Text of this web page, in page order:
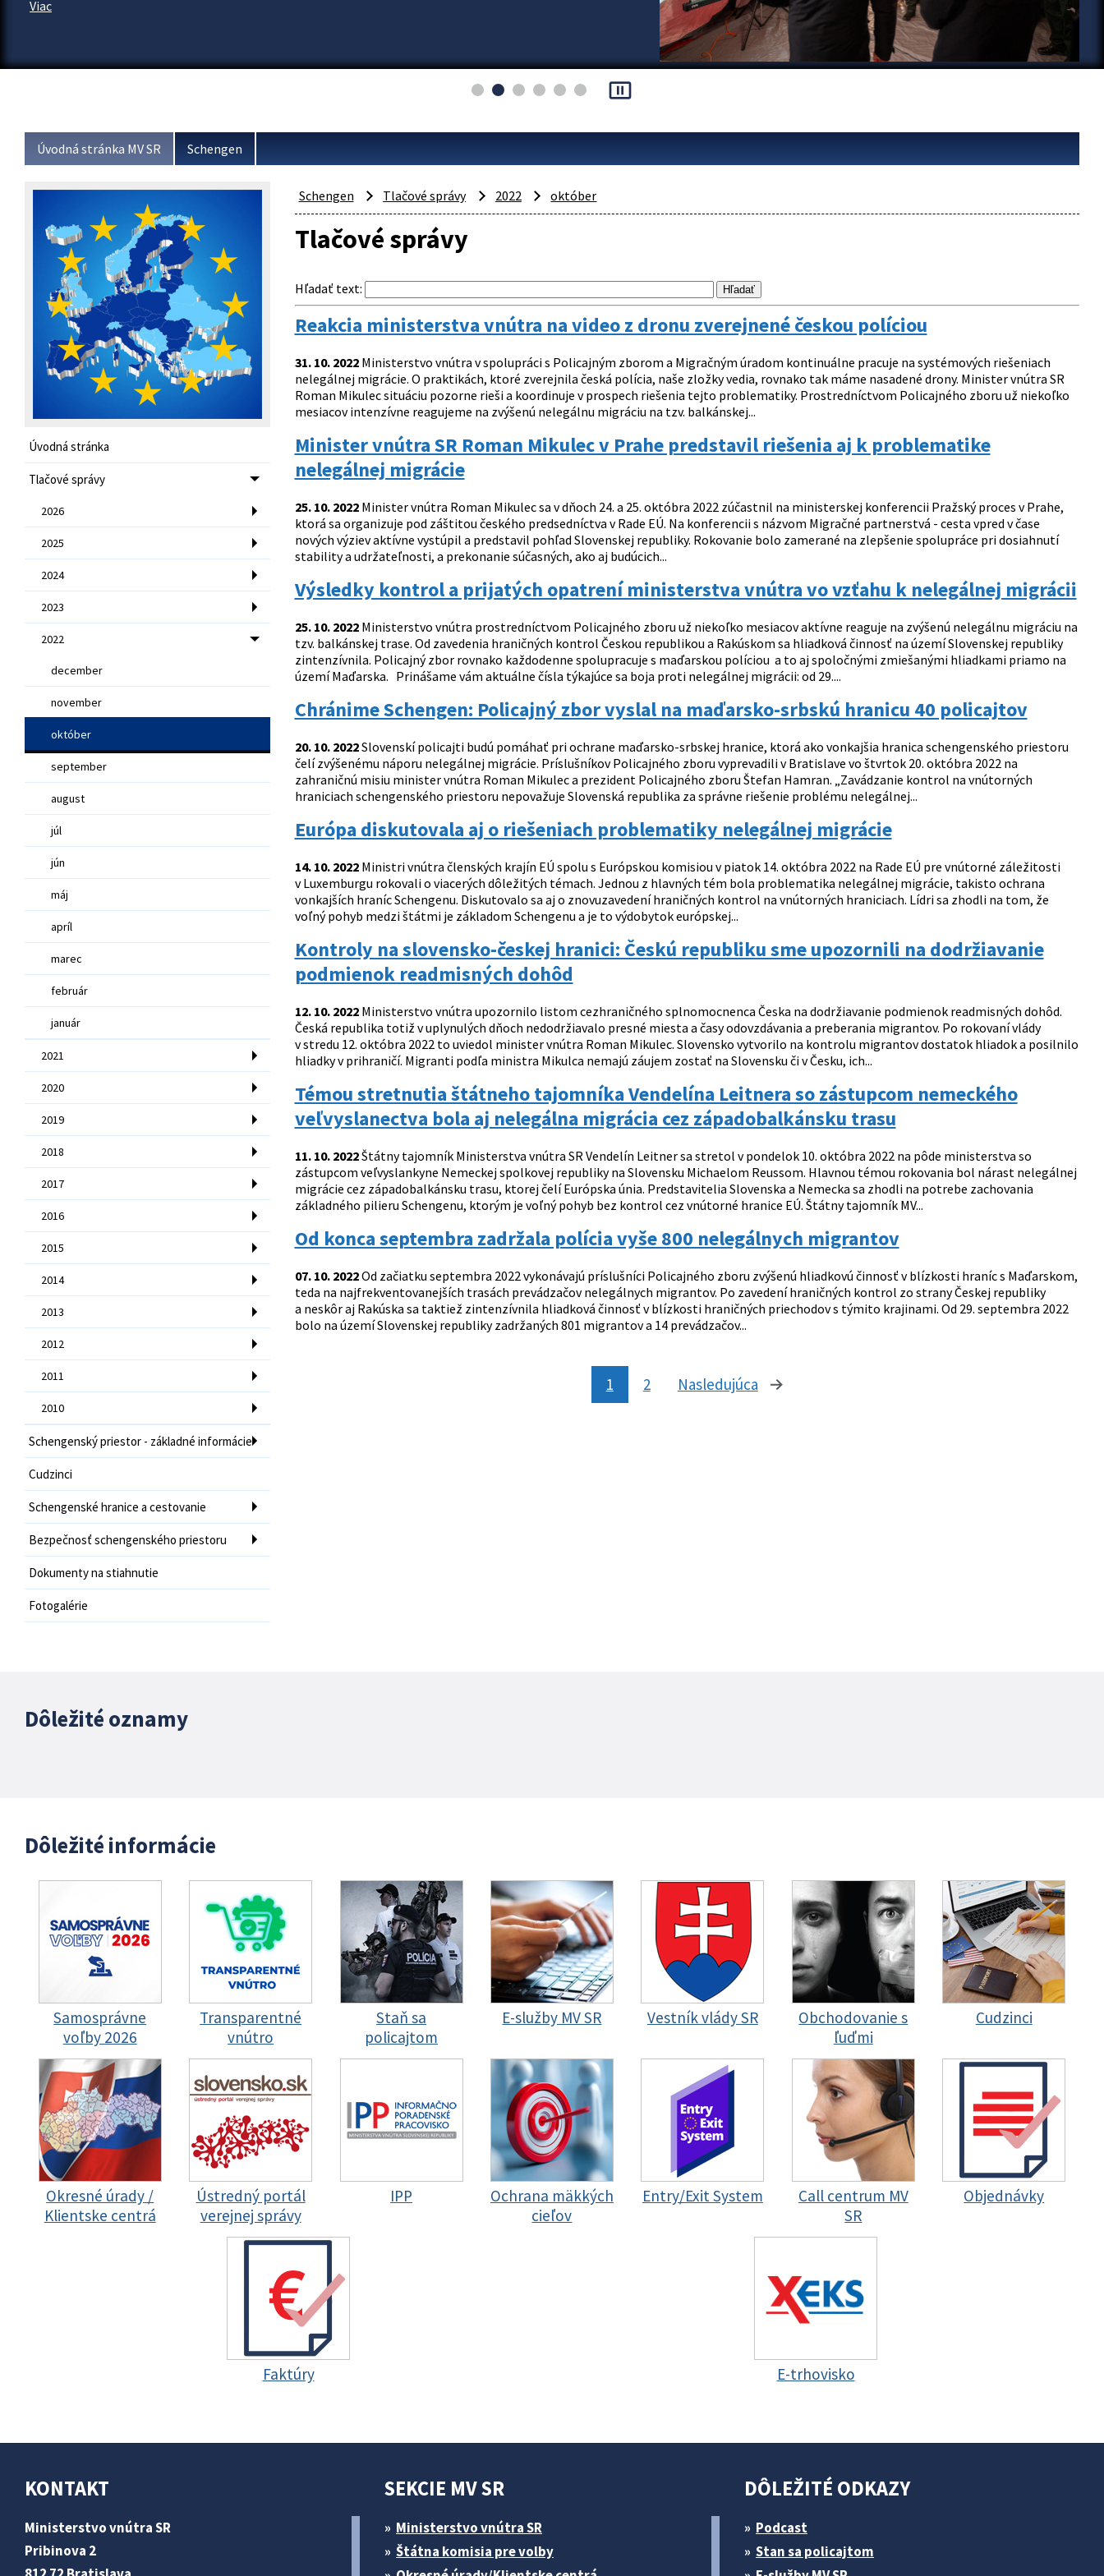
Viac
pause_presentation
Úvodná stránka MV SR Schengen
Úvodná stránka
Tlačové správy
2026
2025
2024
2023
2022
december
november
október
september
august
júl
jún
máj
apríl
marec
február
január
2021
2020
2019
2018
2017
2016
2015
2014
2013
2012
2011
2010
Schengenský priestor - základné informácie
Cudzinci
Schengenské hranice a cestovanie
Bezpečnosť schengenského priestoru
Dokumenty na stiahnutie
Fotogalérie
Schengen Tlačové správy 2022 október
Tlačové správy
Hľadať text:
Reakcia ministerstva vnútra na video z dronu zverejnené českou políciou
31. 10. 2022Ministerstvo vnútra v spolupráci s Policajným zborom a Migračným úradom kontinuálne pracuje na systémových riešeniach
nelegálnej migrácie. O praktikách, ktoré zverejnila česká polícia, naše zložky vedia, rovnako tak máme nasadené drony. Minister vnútra SR
Roman Mikulec situáciu pozorne rieši a koordinuje v prospech riešenia tejto problematiky. Prostredníctvom Policajného zboru už niekoľko
mesiacov intenzívne reagujeme na zvýšenú nelegálnu migráciu na tzv. balkánskej...
Minister vnútra SR Roman Mikulec v Prahe predstavil riešenia aj k problematike
nelegálnej migrácie
25. 10. 2022Minister vnútra Roman Mikulec sa v dňoch 24. a 25. októbra 2022 zúčastnil na ministerskej konferencii Pražský proces v Prahe,
ktorá sa organizuje pod záštitou českého predsedníctva v Rade EÚ. Na konferencii s názvom Migračné partnerstvá - cesta vpred v čase
nových výziev aktívne vystúpil a predstavil pohľad Slovenskej republiky. Rokovanie bolo zamerané na zlepšenie spolupráce pri dosiahnutí
stability a udržateľnosti, a prekonanie súčasných, ako aj budúcich...
Výsledky kontrol a prijatých opatrení ministerstva vnútra vo vzťahu k nelegálnej migrácii
25. 10. 2022Ministerstvo vnútra prostredníctvom Policajného zboru už niekoľko mesiacov aktívne reaguje na zvýšenú nelegálnu migráciu na
tzv. balkánskej trase. Od zavedenia hraničných kontrol Českou republikou a Rakúskom sa hliadková činnosť na území Slovenskej republiky
zintenzívnila. Policajný zbor rovnako každodenne spolupracuje s maďarskou políciou a to aj spoločnými zmiešanými hliadkami priamo na
území Maďarska. Prinášame vám aktuálne čísla týkajúce sa boja proti nelegálnej migrácii: od 29....
Chránime Schengen: Policajný zbor vyslal na maďarsko-srbskú hranicu 40 policajtov
20. 10. 2022Slovenskí policajti budú pomáhať pri ochrane maďarsko-srbskej hranice, ktorá ako vonkajšia hranica schengenského priestoru
čelí zvýšenému náporu nelegálnej migrácie. Príslušníkov Policajného zboru vyprevadili v Bratislave vo štvrtok 20. októbra 2022 na
zahraničnú misiu minister vnútra Roman Mikulec a prezident Policajného zboru Štefan Hamran. „Zavádzanie kontrol na vnútorných
hraniciach schengenského priestoru nepovažuje Slovenská republika za správne riešenie problému nelegálnej...
Európa diskutovala aj o riešeniach problematiky nelegálnej migrácie
14. 10. 2022Ministri vnútra členských krajín EÚ spolu s Európskou komisiou v piatok 14. októbra 2022 na Rade EÚ pre vnútorné záležitosti
v Luxemburgu rokovali o viacerých dôležitých témach. Jednou z hlavných tém bola problematika nelegálnej migrácie, takisto ochrana
vonkajších hraníc Schengenu. Diskutovalo sa aj o znovuzavedení hraničných kontrol na vnútorných hraniciach. Lídri sa zhodli na tom, že
voľný pohyb medzi štátmi je základom Schengenu a je to výdobytok európskej...
Kontroly na slovensko-českej hranici: Českú republiku sme upozornili na dodržiavanie
podmienok readmisných dohôd
12. 10. 2022Ministerstvo vnútra upozornilo listom cezhraničného splnomocnenca Česka na dodržiavanie podmienok readmisných dohôd.
Česká republika totiž v uplynulých dňoch nedodržiavalo presné miesta a časy odovzdávania a preberania migrantov. Po rokovaní vlády
v stredu 12. októbra 2022 to uviedol minister vnútra Roman Mikulec. Slovensko vytvorilo na kontrolu migrantov dostatok hliadok a posilnilo
hliadky v prihraničí. Migranti podľa ministra Mikulca nemajú záujem zostať na Slovensku či v Česku, ich...
Témou stretnutia štátneho tajomníka Vendelína Leitnera so zástupcom nemeckého
veľvyslanectva bola aj nelegálna migrácia cez západobalkánsku trasu
11. 10. 2022Štátny tajomník Ministerstva vnútra SR Vendelín Leitner sa stretol v pondelok 10. októbra 2022 na pôde ministerstva so
zástupcom veľvyslankyne Nemeckej spolkovej republiky na Slovensku Michaelom Reussom. Hlavnou témou rokovania bol nárast nelegálnej
migrácie cez západobalkánsku trasu, ktorej čelí Európska únia. Predstavitelia Slovenska a Nemecka sa zhodli na potrebe zachovania
základného pilieru Schengenu, ktorým je voľný pohyb bez kontrol cez vnútorné hranice EÚ. Štátny tajomník MV...
Od konca septembra zadržala polícia vyše 800 nelegálnych migrantov
07. 10. 2022Od začiatku septembra 2022 vykonávajú príslušníci Policajného zboru zvýšenú hliadkovú činnosť v blízkosti hraníc s Maďarskom,
teda na najfrekventovanejších trasách prevádzačov nelegálnych migrantov. Po zavedení hraničných kontrol zo strany Českej republiky
a neskôr aj Rakúska sa taktiež zintenzívnila hliadková činnosť v blízkosti hraničných priechodov s týmito krajinami. Od 29. septembra 2022
bolo na území Slovenskej republiky zadržaných 801 migrantov a 14 prevádzačov...
1 2 Nasledujúca stránka
Dôležité oznamy
Dôležité informácie
Samosprávne
voľby 2026
Transparentné
vnútro
Staň sa
policajtom
E-služby MV SR Vestník vlády SR
Obchodovanie s
ľuďmi
Cudzinci
Okresné úrady /
Klientske centrá
Ústredný portál
verejnej správy
IPP
Ochrana mäkkých
cieľov
Entry/Exit System
Call centrum MV
SR
Objednávky
Faktúry E-trhovisko
KONTAKT
Ministerstvo vnútra SR
Pribinova 2
SEKCIE MV SR
Ministerstvo vnútra SR
Štátna komisia pre volby
DÔLEŽITÉ ODKAZY
Podcast
Stan sa policajtom